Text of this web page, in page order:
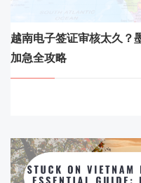
越南电子签证审核太久？
加急全攻略